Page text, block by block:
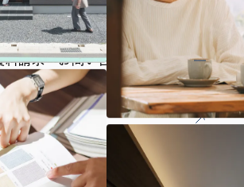
料請求・お問い合わせ
LINEアカウント